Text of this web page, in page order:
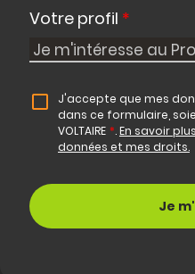
Votre profil *
J'accepte que mes
dans ce formulaire,
VOLTAIRE *.En savoir
données et mes droits.